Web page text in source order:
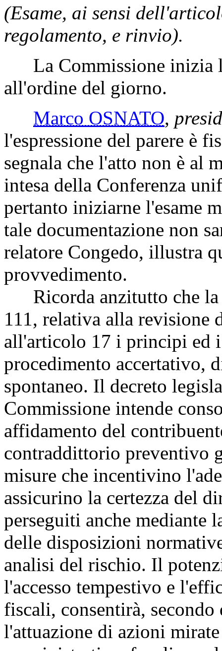
(Esame, ai sensi
regolamento, e rinvio).
La Commissione inizia
all'ordine del giorno.
Marco OSNATO,
l'espressione del parere è
segnala che l'atto non è al
intesa della Conferenza
pertanto iniziarne l'esame
tale documentazione non
relatore Congedo, illustra
provvedimento.
Ricorda anzitutto che la
111, relativa alla revisione
all'articolo 17 i principi ed
procedimento accertativo,
spontaneo. Il decreto
Commissione intende
affidamento del
contraddittorio preventivo
misure che incentivino
assicurino la certezza del
perseguiti anche mediante
delle disposizioni
analisi del rischio. Il
l'accesso tempestivo e
fiscali, consentirà,
l'attuazione di azioni